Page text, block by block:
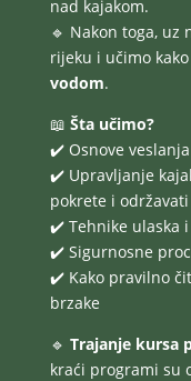
nad kajakom.
🔹 Nakon toga,
rijeku i učimo kako
vodom.
📖 Šta učimo?
✔️ Osnove
✔️ Upravljanje
pokrete i
✔️ Tehnike ulaska i
✔️ Sigurnosne
✔️ Kako pravilno
brzake
🔹 Trajanje kursa
kraći programi su